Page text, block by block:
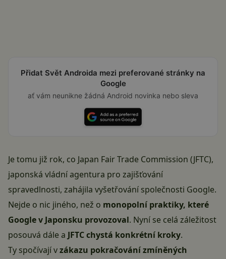
Přidat Svět Androida mezi preferované stránky na
Google
ať vám neunikne žádná Android novinka nebo sleva
Je tomu již rok, co Japan Fair Trade Commission (JFTC),
japonská vládní agentura pro zajišťování
spravedlnosti, zahájila vyšetřování společnosti Google.
Nejde o nic jiného, než o monopolní praktiky, které
Google v Japonsku provozoval. Nyní se celá záležitost
posouvá dále a JFTC chystá konkrétní kroky.
Ty spočívají vzákazu pokračování zmíněných